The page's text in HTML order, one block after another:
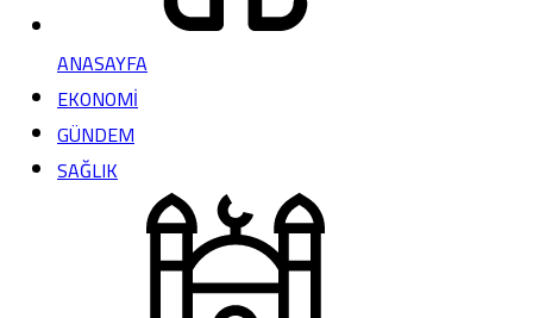
ANASAYFA
EKONOMİ
GÜNDEM
SAĞLIK